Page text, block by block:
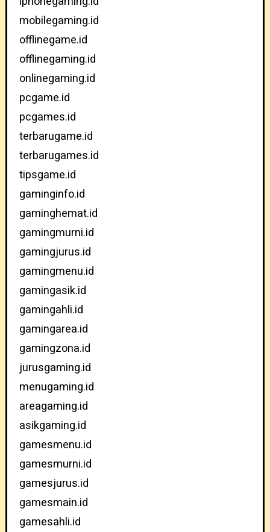
mobilegaming.id
offlinegame.id
offlinegaming.id
onlinegaming.id
pcgame.id
pcgames.id
terbarugame.id
terbarugames.id
tipsgame.id
gaminginfo.id
gaminghemat.id
gamingmurni.id
gamingjurus.id
gamingmenu.id
gamingasik.id
gamingahli.id
gamingarea.id
gamingzona.id
jurusgaming.id
menugaming.id
areagaming.id
asikgaming.id
gamesmenu.id
gamesmurni.id
gamesjurus.id
gamesmain.id
gamesahli.id